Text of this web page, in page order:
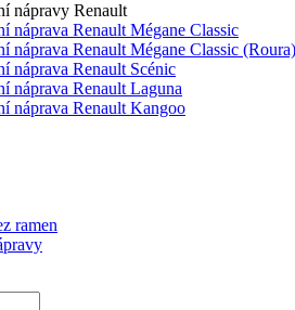
nápravy Renault
náprava Renault Mégane Classic
náprava Renault Mégane Classic (Roura)
náprava Renault Scénic
náprava Renault Laguna
náprava Renault Kangoo
ramen